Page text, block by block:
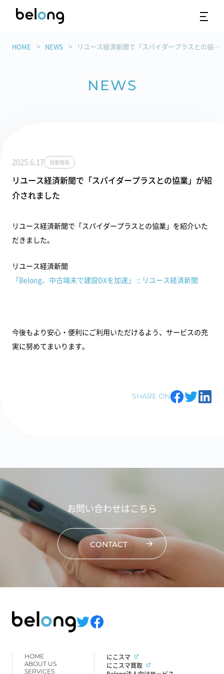
HOME NEWS リユース経済新聞で「スパイダープラスとの協業」が紹介されました
NEWS
2025.6.17 掲載情報
リユース経済新聞で「スパイダープラスとの協業」が紹
介されました
リユース経済新聞で「スパイダープラスとの協業」を紹介いた
だきました。
リユース経済新聞
「Belong、中古端末で建設DXを加速」 :: リユース経済新聞
今後もより安心・便利にご利用いただけるよう、サービスの充
実に努めてまいります。
SHARE ON
お問い合わせはこちら
CONTACT
HOME
ABOUT US
SERVICES
にこスマ
にこスマ買取